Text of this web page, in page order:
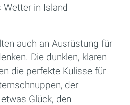
in Island
auch an Ausrüstung für
Die dunklen, klaren
die perfekte Kulisse für
der
Glück, den